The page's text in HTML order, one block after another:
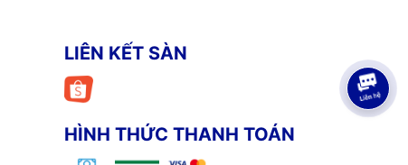
LIÊN KẾT SÀN
HÌNH THỨC THANH TOÁN